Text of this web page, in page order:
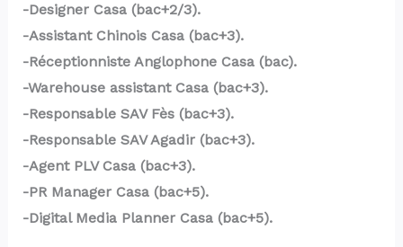
-Designer Casa (bac+2/3).
-Assistant Chinois Casa (bac+3).
-Réceptionniste Anglophone Casa (bac).
-Warehouse assistant Casa (bac+3).
-Responsable SAV Fès (bac+3).
-Responsable SAV Agadir (bac+3).
-Agent PLV Casa (bac+3).
-PR Manager Casa (bac+5).
-Digital Media Planner Casa (bac+5).